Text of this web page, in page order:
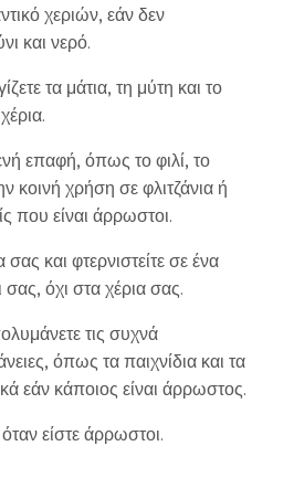
χεριών, εάν δεν
και νερό.
τα μάτια, τη μύτη και το
επαφή, όπως το φιλί, το
κοινή χρήση σε φλιτζάνια ή
που είναι άρρωστοι.
και φτερνιστείτε σε ένα
σας, όχι στα χέρια σας.
τις συχνά
όπως τα παιχνίδια και τα
εάν κάποιος είναι άρρωστος.
είστε άρρωστοι.